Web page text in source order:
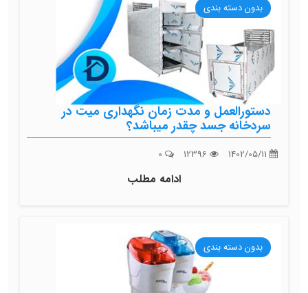
بدون دسته بندی
دستورالعمل و مدت زمان نگهداری میت در
سردخانه جسد چقدر میباشد؟
ادامه مطلب
بدون دسته بندی